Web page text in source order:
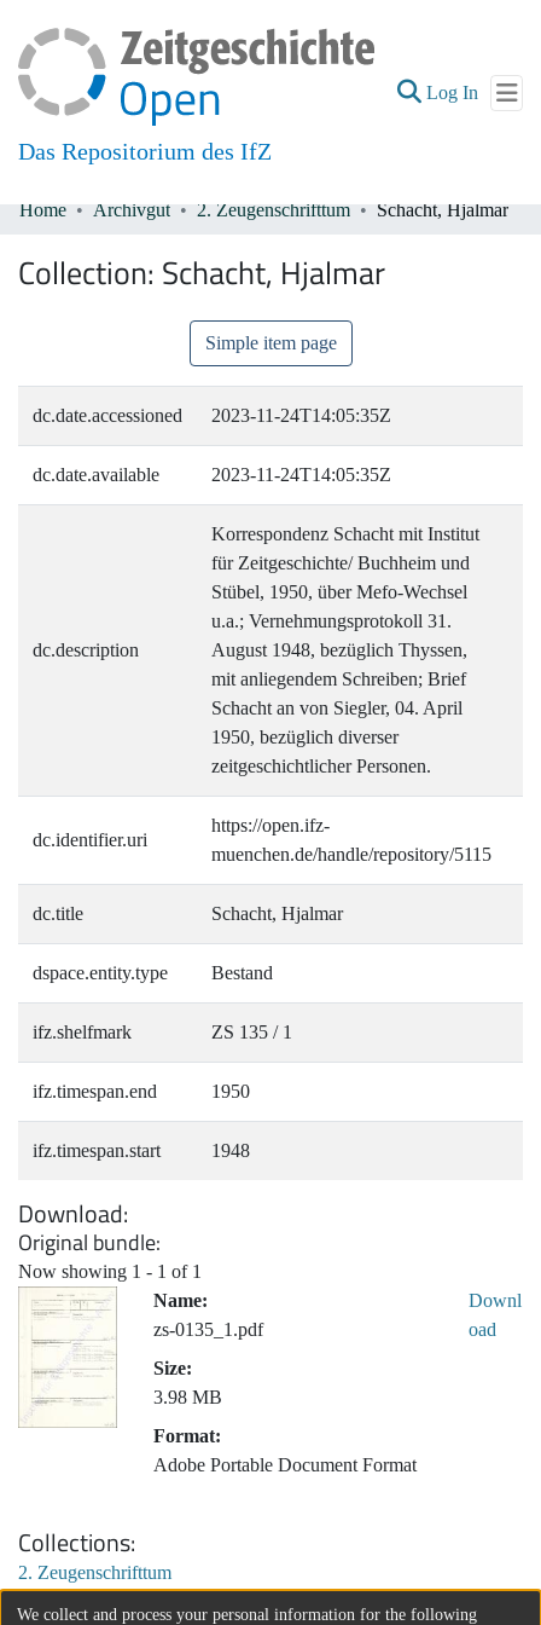
Das Repositorium des IfZ
Log In (current)
All of DSpace
Home Archivgut 2. Zeugenschrifttum Schacht, Hjalmar
Collection: Schacht, Hjalmar
Simple item page
dc.date.accessioned 2023-11-24T14:05:35Z
dc.date.available 2023-11-24T14:05:35Z
dc.description
Korrespondenz Schacht mit Institut
für Zeitgeschichte/ Buchheim und
Stübel, 1950, über Mefo-Wechsel
u.a.; Vernehmungsprotokoll 31.
August 1948, bezüglich Thyssen,
mit anliegendem Schreiben; Brief
Schacht an von Siegler, 04. April
1950, bezüglich diverser
zeitgeschichtlicher Personen.
dc.identifier.uri
https://open.ifz-
muenchen.de/handle/repository/5115
dc.title Schacht, Hjalmar
dspace.entity.type Bestand
ifz.shelfmark ZS 135 / 1
ifz.timespan.end 1950
ifz.timespan.start 1948
Download
Original bundle
Now showing 1 - 1 of 1
Name:
zs-0135_1.pdf
Size:
3.98 MB
Format:
Adobe Portable Document Format
Downl
oad
Collections
2. Zeugenschrifttum
We collect and process your personal information for the following